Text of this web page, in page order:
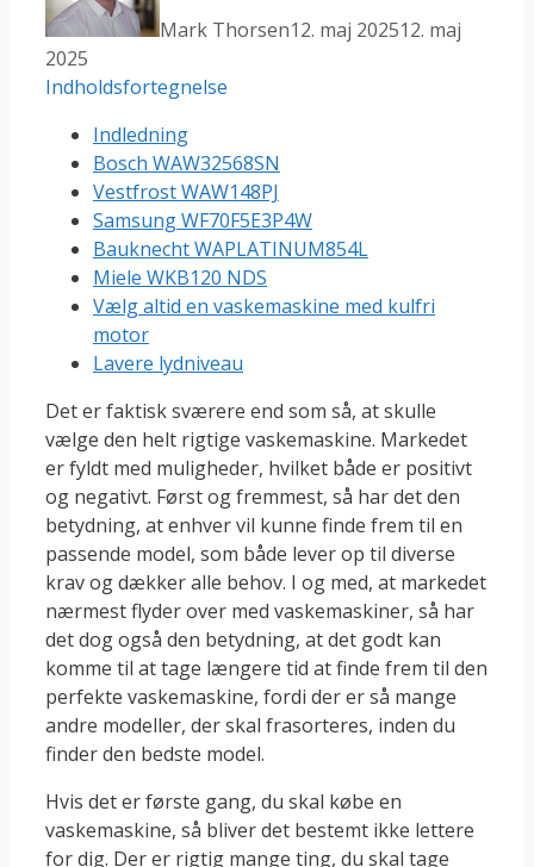
Mark Thorsen12. maj 202512. maj
2025
Indholdsfortegnelse
Indledning
Bosch WAW32568SN
Vestfrost WAW148PJ
Samsung WF70F5E3P4W
Bauknecht WAPLATINUM854L
Miele WKB120 NDS
Vælg altid en vaskemaskine med kulfri
motor
Lavere lydniveau
Det er faktisk sværere end som så, at skulle
vælge den helt rigtige vaskemaskine. Markedet
er fyldt med muligheder, hvilket både er positivt
og negativt. Først og fremmest, så har det den
betydning, at enhver vil kunne finde frem til en
passende model, som både lever op til diverse
krav og dækker alle behov. I og med, at markedet
nærmest flyder over med vaskemaskiner, så har
det dog også den betydning, at det godt kan
komme til at tage længere tid at finde frem til den
perfekte vaskemaskine, fordi der er så mange
andre modeller, der skal frasorteres, inden du
finder den bedste model.
Hvis det er første gang, du skal købe en
vaskemaskine, så bliver det bestemt ikke lettere
for dig. Der er rigtig mange ting, du skal tage